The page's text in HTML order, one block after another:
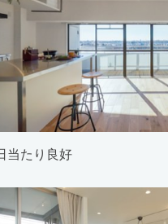
当たり良好